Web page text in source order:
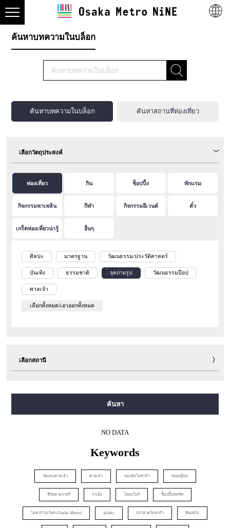
ค้นหาบทความในบล็อก
ค้นหาบทความในบล็อก ค้นหาสถานที่ท่องเที่ยว
เลือกวัตถุประสงค์
ท่องเที่ยว กิน ช็อปปิ้ง พักแรม
กิจกรรมพาเพลิน กีฬา กิจกรรมอีเวนต์ ตั๋ว
เกร็ดท่องเที่ยวน่ารู้ อื่นๆ
ศิลปะ มาตรฐาน วัฒนธรรม/ประวัติศาสตร์
บันเทิง ธรรมชาติ จุดถ่ายรูป วัฒนธรรมป๊อป
ศาลเจ้า
เลือกทั้งหมด/เอาออกทั้งหมด
เลือกสถานี
ค้นหา
NO DATA
Keywords
วัดและศาลเจ้า ศาลเจ้า ของดังโอซาก้า ขนมญี่ปุ่น
ชีวิตยามราตรี ราเม็ง โดตงโบริ ช็อปปิ้งสตรีท
โอซาก้าเมโทร (Osaka Metro) อุเมดะ ปราสาทโอซาก้า ชินเซไก